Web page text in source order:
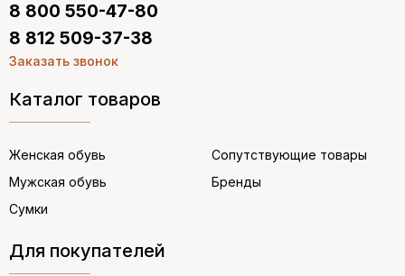
Каталог товаров
Женская обувь
Мужская обувь
Сумки
Сопутствующие товары
Бренды
Для покупателей
8 800 550-47-80
8 812 509-37-38
Заказать звонок